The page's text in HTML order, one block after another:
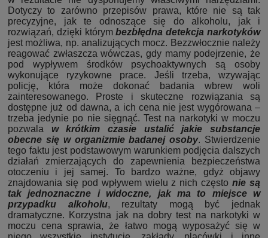
Dotyczy to zarówno przepisów prawa, które nie są tak
precyzyjne, jak te odnoszące się do alkoholu, jak i
rozwiązań, dzięki którymbezbłędna detekcja narkotyków
jest możliwa, np. analizujących mocz. Bezzwłocznie należy
reagować zwłaszcza wówczas, gdy mamy podejrzenie, że
pod wypływem środków psychoaktywnych są osoby
wykonujące ryzykowne prace. Jeśli trzeba, wzywając
policję, która może dokonać badania wbrew woli
zainteresowanego. Proste i skuteczne rozwiązania są
dostępne już od dawna, a ich cena nie jest wygórowana –
trzeba jedynie po nie sięgnąć. Test na narkotyki w moczu
pozwala w krótkim czasie ustalić jakie substancje
obecne się w organizmie badanej osoby. Stwierdzenie
tego faktu jest podstawowym warunkiem podjęcia dalszych
działań zmierzających do zapewnienia bezpieczeństwa
otoczeniu i jej samej. To bardzo ważne, gdyż objawy
znajdowania się pod wpływem wielu z nich częstonie są
tak jednoznaczne i widoczne, jak ma to miejsce w
przypadku alkoholu, rezultaty mogą być jednak
dramatyczne. Korzystna jak na dobry test na narkotyki w
moczu cena sprawia, że łatwo mogą wyposażyć się w